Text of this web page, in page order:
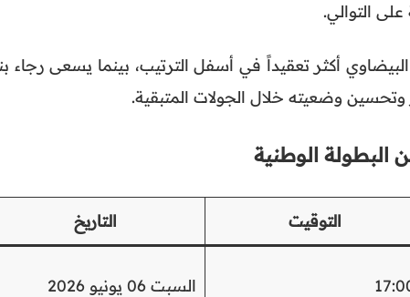
أكثر تعقيداً في أسفل الترتيب، بينما يسعى رجاء
وتحسين وضعيته خلال الجولات المتبقية.
التوقيت التاريخ
السبت 06 يونيو 2026